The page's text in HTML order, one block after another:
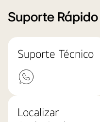
Suporte Rápido
Suporte Técnico
Localizar